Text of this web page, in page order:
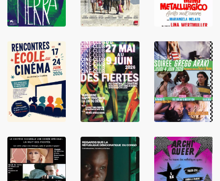
LIRE
LIRE LIRE